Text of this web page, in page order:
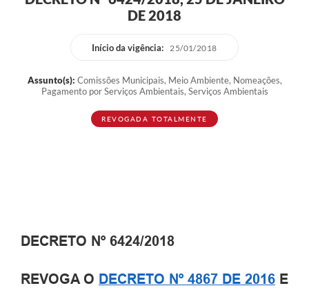
DE 2018
Início da vigência: 25/01/2018
Assunto(s): Comissões Municipais, Meio Ambiente, Nomeações,
Pagamento por Serviços Ambientais, Serviços Ambientais
REVOGADA TOTALMENTE
DECRETO Nº 6424/2018
REVOGA O DECRETO Nº 4867 DE 2016 E